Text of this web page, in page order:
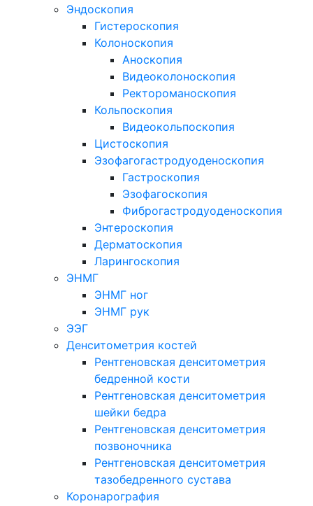
Эндоскопия
Гистероскопия
Колоноскопия
Аноскопия
Видеоколоноскопия
Ректороманоскопия
Кольпоскопия
Видеокольпоскопия
Цистоскопия
Эзофагогастродуоденоскопия
Гастроскопия
Эзофагоскопия
Фиброгастродуоденоскопия
Энтероскопия
Дерматоскопия
Ларингоскопия
ЭНМГ
ЭНМГ ног
ЭНМГ рук
ЭЭГ
Денситометрия костей
Рентгеновская денситометрия
бедренной кости
Рентгеновская денситометрия
шейки бедра
Рентгеновская денситометрия
позвоночника
Рентгеновская денситометрия
тазобедренного сустава
Коронарография